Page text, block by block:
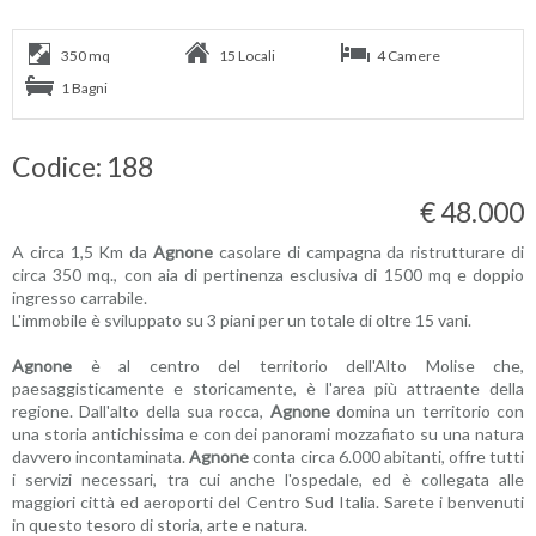
350 mq 15 Locali
4 Camere
1 Bagni
Codice: 188
€ 48.000
A circa 1,5 Km daAgnone casolare di campagna da ristrutturare di
circa 350 mq., con aia di pertinenza esclusiva di 1500 mq e doppio
ingresso carrabile.
L'immobile è sviluppato su 3 piani per un totale di oltre 15 vani.
Agnone è al centro del territorio dell'Alto Molise che,
paesaggisticamente e storicamente, è l'area più attraente della
regione. Dall'alto della sua rocca, Agnonedomina un territorio con
una storia antichissima e con dei panorami mozzafiato su una natura
davvero incontaminata.Agnoneconta circa 6.000 abitanti, offre tutti
i servizi necessari, tra cui anche l'ospedale, ed è collegata alle
maggiori città ed aeroporti del Centro Sud Italia. Sarete i benvenuti
in questo tesoro di storia, arte e natura.